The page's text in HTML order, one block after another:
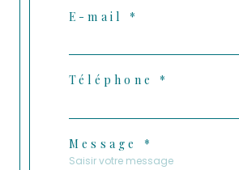
E-mail *
Téléphone *
Message *